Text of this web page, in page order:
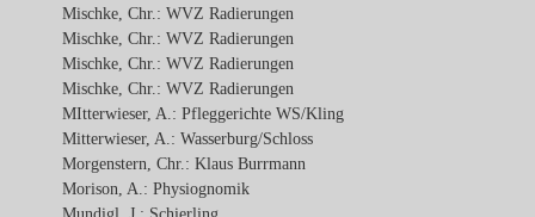
Mischke, Chr.: WVZ Radierungen
Mischke, Chr.: WVZ Radierungen
Mischke, Chr.: WVZ Radierungen
Mischke, Chr.: WVZ Radierungen
MItterwieser, A.: Pfleggerichte WS/Kling
Mitterwieser, A.: Wasserburg/Schloss
Morgenstern, Chr.: Klaus Burrmann
Morison, A.: Physiognomik